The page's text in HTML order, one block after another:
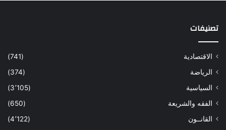
تصنيفات
الاقتصادية
(741)
الرياضة
(374)
السياسية
(3٬105)
الفقه والشريعة
(650)
القانــون
(4٬122)